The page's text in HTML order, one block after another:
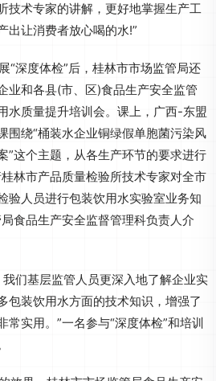
技术专家的讲解，更好地掌握生产工
出让消费者放心喝的水!”
“深度体检”后，桂林市市场监管局还
业和各县(市、区)食品生产安全监管
水质量提升培训会。课上，广西-东盟
围绕“桶装水企业铜绿假单胞菌污染风
”这个主题，从各生产环节的要求进行
林市产品质量检验所技术专家对全市
验人员进行包装饮用水实验室业务知
食品生产安全监督管理科负责人介
们基层监管人员更深入地了解企业实
包装饮用水方面的技术知识，增强了
常实用。”一名参与“深度体检”和培训